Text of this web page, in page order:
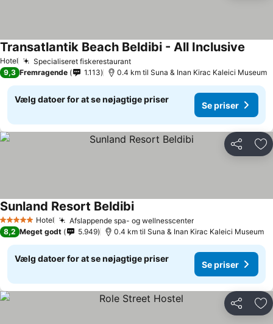
Hotel Specialiseret fiskerestaurant
Transatlantik Beach Beldibi - All Inclusive
9,3 Fremragende 1.113 0.4 km til Suna & Inan Kirac Kaleici Museum
Vælg datoer for at se nøjagtige priser
Se priser
Del
5 Stjerner Hotel Afslappende spa- og wellnesscenter
Sunland Resort Beldibi
8,2 Meget godt 5.949 0.4 km til Suna & Inan Kirac Kaleici Museum
Vælg datoer for at se nøjagtige priser
Se priser
Del